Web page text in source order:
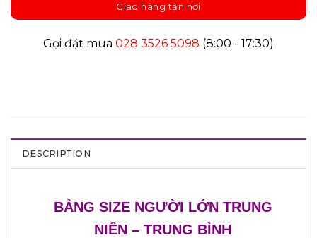
Gọi đặt mua 028 3526 5098 (8:00 - 17:30)
DESCRIPTION
BẢNG SIZE NGƯỜI LỚN TRUNG
NIÊN – TRUNG BÌNH